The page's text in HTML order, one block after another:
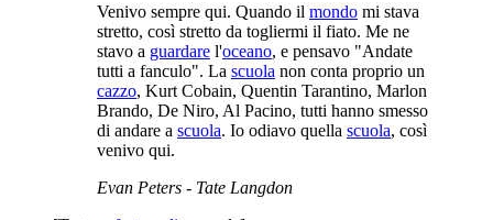
Venivo sempre qui. Quando il mondo mi stava
stretto, così stretto da togliermi il fiato. Me ne
stavo a guardare l'oceano, e pensavo "Andate
tutti a fanculo". La scuola non conta proprio un
cazzo, Kurt Cobain, Quentin Tarantino, Marlon
Brando, De Niro, Al Pacino, tutti hanno smesso
di andare a scuola. Io odiavo quella scuola, così
venivo qui.
Evan Peters - Tate Langdon